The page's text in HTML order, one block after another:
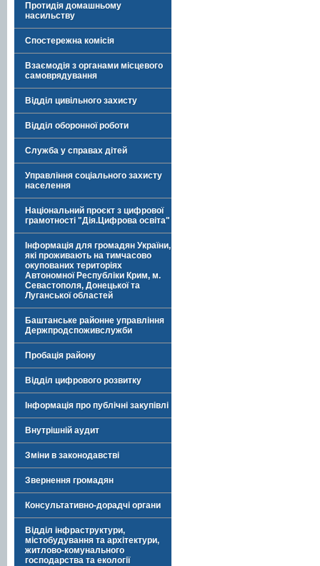
Протидія домашньому
насильству
Спостережна комісія
Взаємодія з органами місцевого
самоврядування
Відділ цивільного захисту
Відділ оборонної роботи
Служба у справах дітей
Управління соціального захисту
населення
Національний проєкт з цифрової
грамотності "Дія.Цифрова освіта"
Інформація для громадян України,
які проживають на тимчасово
окупованих територіях
Автономної Республіки Крим, м.
Севастополя, Донецької та
Луганської областей
Баштанське районне управління
Держпродспоживслужби
Пробація району
Відділ цифрового розвитку
Інформація про публічні закупівлі
Внутрішній аудит
Зміни в законодавстві
Звернення громадян
Консультативно-дорадчі органи
Відділ інфраструктури,
містобудування та архітектури,
житлово-комунального
господарства та екології